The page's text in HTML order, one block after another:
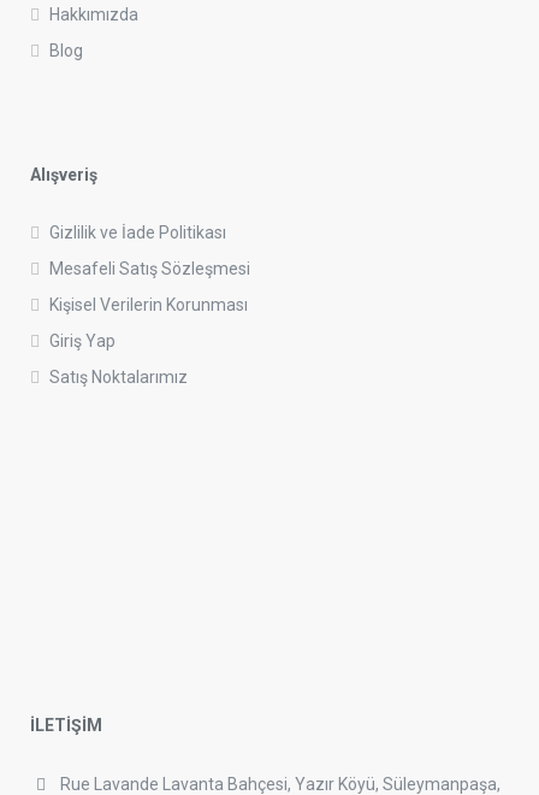
Hakkımızda
Blog
Alışveriş
Gizlilik ve İade Politikası
Mesafeli Satış Sözleşmesi
Kişisel Verilerin Korunması
Giriş Yap
Satış Noktalarımız
İLETİŞİM
Rue Lavande Lavanta Bahçesi, Yazır Köyü, Süleymanpaşa,